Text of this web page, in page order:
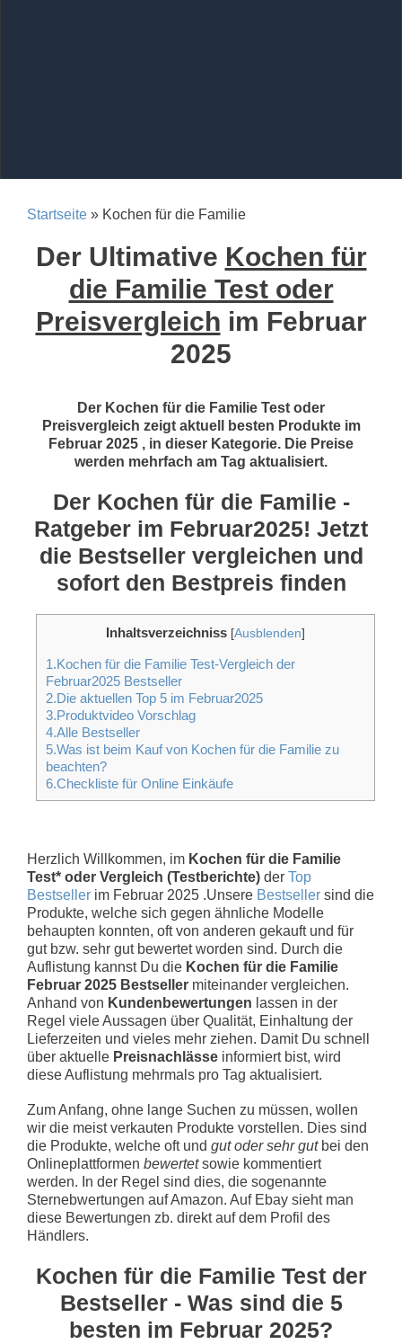
Startseite » Kochen für die Familie
Der Ultimative Kochen für
die Familie Test oder
Preisvergleich im Februar
2025
Der Kochen für die Familie Test oder
Preisvergleich zeigt aktuell besten Produkte im
Februar 2025 , in dieser Kategorie. Die Preise
werden mehrfach am Tag aktualisiert.
Der Kochen für die Familie -
Ratgeber im Februar2025! Jetzt
die Bestseller vergleichen und
sofort den Bestpreis finden
Inhaltsverzeichniss [Ausblenden]
1.Kochen für die Familie Test-Vergleich der
Februar2025 Bestseller
2.Die aktuellen Top 5 im Februar2025
3.Produktvideo Vorschlag
4.Alle Bestseller
5.Was ist beim Kauf von Kochen für die Familie zu
beachten?
6.Checkliste für Online Einkäufe
Herzlich Willkommen, im Kochen für die Familie
Test* oder Vergleich (Testberichte) der Top
Bestseller im Februar 2025 .Unsere Bestseller sind die
Produkte, welche sich gegen ähnliche Modelle
behaupten konnten, oft von anderen gekauft und für
gut bzw. sehr gut bewertet worden sind. Durch die
Auflistung kannst Du die Kochen für die Familie
Februar 2025 Bestseller miteinander vergleichen.
Anhand von Kundenbewertungen lassen in der
Regel viele Aussagen über Qualität, Einhaltung der
Lieferzeiten und vieles mehr ziehen. Damit Du schnell
über aktuelle Preisnachlässe informiert bist, wird
diese Auflistung mehrmals pro Tag aktualisiert.
Zum Anfang, ohne lange Suchen zu müssen, wollen
wir die meist verkauten Produkte vorstellen. Dies sind
die Produkte, welche oft und gut oder sehr gutbei den
Onlineplattformen bewertetsowie kommentiert
werden. In der Regel sind dies, die sogenannte
Sternebwertungen auf Amazon. Auf Ebay sieht man
diese Bewertungen zb. direkt auf dem Profil des
Händlers.
Kochen für die Familie Test der
Bestseller - Was sind die 5
besten im Februar 2025?